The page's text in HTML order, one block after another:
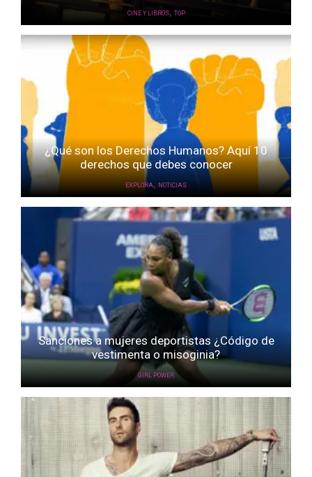
CINE Y LIBROS, TOP
¿Qué son los Derechos Humanos? Aquí 10
derechos que debes conocer
EXPLORA , NOTICIAS
Sanciones a mujeres deportistas ¿Código de
vestimenta o misoginia?
GIRL POWER